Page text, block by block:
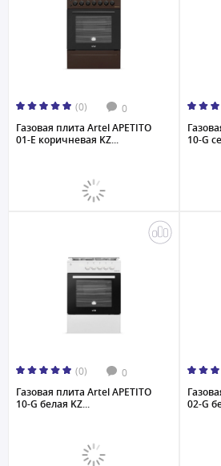
(0) 0
Газовая плита Artel APETITO
01-E коричневая KZ...
10-G
(0) 0
Газовая плита Artel APETITO
10-G белая KZ...
02-G